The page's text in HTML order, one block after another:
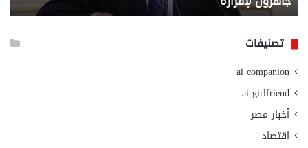
تصنيفات
ai companion
ai-girlfriend
أخبار مصر
اقتصاد